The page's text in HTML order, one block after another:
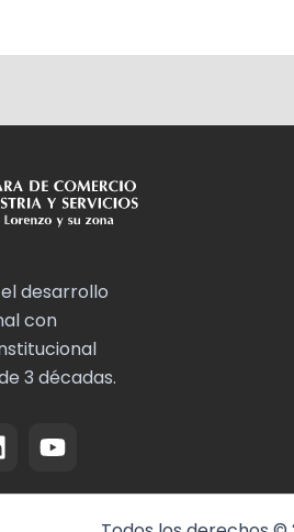
desarrollo
con
3 décadas.